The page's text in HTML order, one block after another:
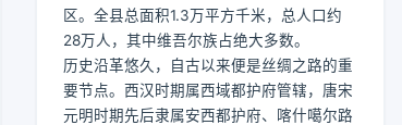
区。全县总面积1.3万平方千米，总人口约
28万人，其中维吾尔族占绝大多数。
历史沿革悠久，自古以来便是丝绸之路的重
要节点。西汉时期属西域都护府管辖，唐宋
元明时期先后隶属安西都护府、喀什噶尔路